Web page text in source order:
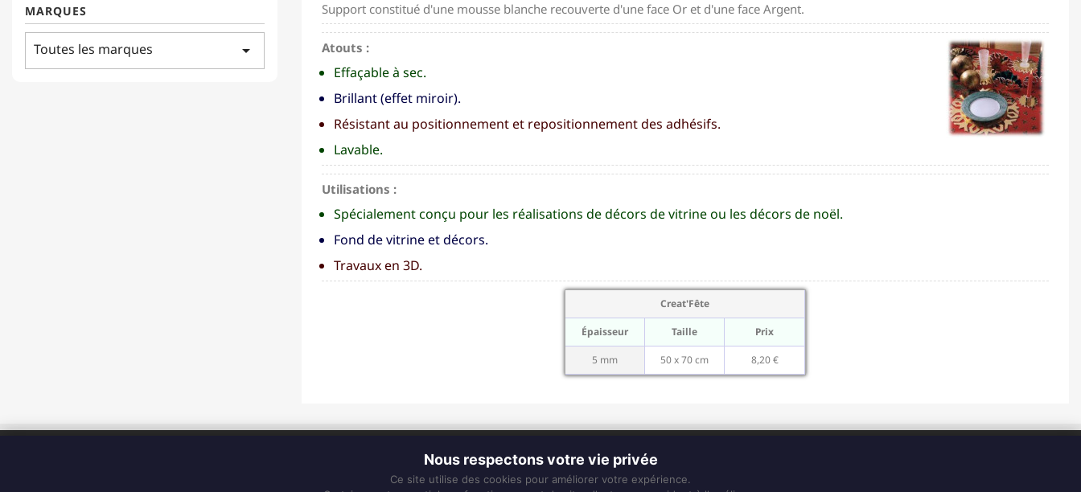
MARQUES
Toutes les marques arrow_drop_down
Support constitué d'une mousse blanche recouverte d'une face Or et d'une face Argent.
Atouts :
Effaçable à sec.
Brillant (effet miroir).
Résistant au positionnement et repositionnement des adhésifs.
Lavable.
Utilisations :
Spécialement conçu pour les réalisations de décors de vitrine ou les décors de noël.
Fond de vitrine et décors.
Travaux en 3D.
Creat'Fête
Épaisseur Taille Prix
5 mm 50 x 70 cm 8,20 €
Fixe :
0596 63 25 94
Nous respectons votre vie privée
Ce site utilise des cookies pour améliorer votre expérience.